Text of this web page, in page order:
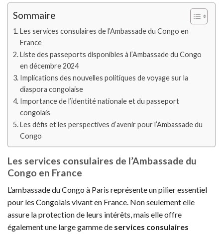
Sommaire
Les services consulaires de l’Ambassade du Congo en
France
Liste des passeports disponibles à l’Ambassade du Congo
en décembre 2024
Implications des nouvelles politiques de voyage sur la
diaspora congolaise
Importance de l’identité nationale et du passeport
congolais
Les défis et les perspectives d’avenir pour l’Ambassade du
Congo
Les services consulaires de l’Ambassade du
Congo en France
L’ambassade du Congo à Paris représente un pilier essentiel
pour les Congolais vivant en France. Non seulement elle
assure la protection de leurs intérêts, mais elle offre
également une large gamme de services consulaires